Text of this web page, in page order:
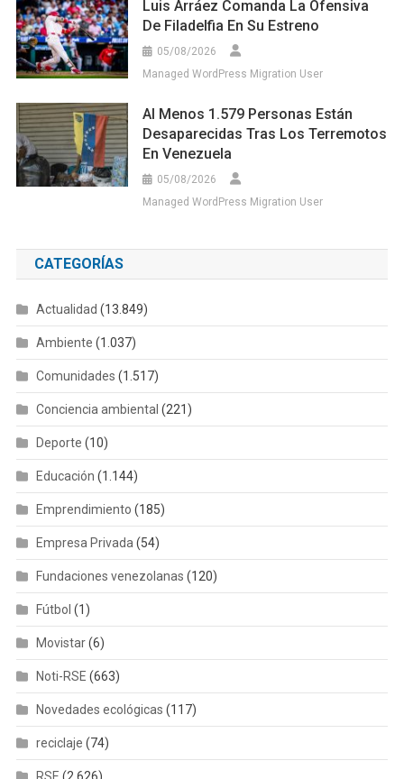
Luis Arráez Comanda La Ofensiva
De Filadelfia En Su Estreno
05/08/2026
Managed WordPress Migration User
Al Menos 1.579 Personas Están
Desaparecidas Tras Los Terremotos
En Venezuela
05/08/2026
Managed WordPress Migration User
CATEGORÍAS
Actualidad (13.849)
Ambiente (1.037)
Comunidades (1.517)
Conciencia ambiental (221)
Deporte (10)
Educación (1.144)
Emprendimiento (185)
Empresa Privada(54)
Fundaciones venezolanas (120)
Fútbol (1)
Movistar(6)
Noti-RSE (663)
Novedades ecológicas (117)
reciclaje (74)